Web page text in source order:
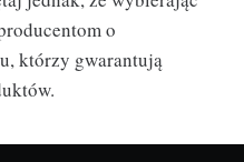
o
którzy gwarantują